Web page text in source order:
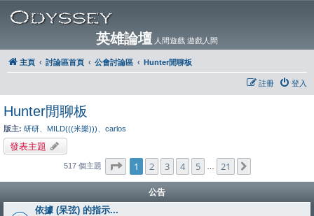
英雄論壇 人間遊戲 遊戲人間
主頁 討論區首頁 公會討論區 Hunter閒聊板
登入
註冊
Hunter閒聊板
版主: 研研 MILD(((米樂))) carlos
發表主題
517 個主題 第 1 頁 (共21 頁)
1 2 3 4 5 21
公告
依據 (呆弦) 的指示...